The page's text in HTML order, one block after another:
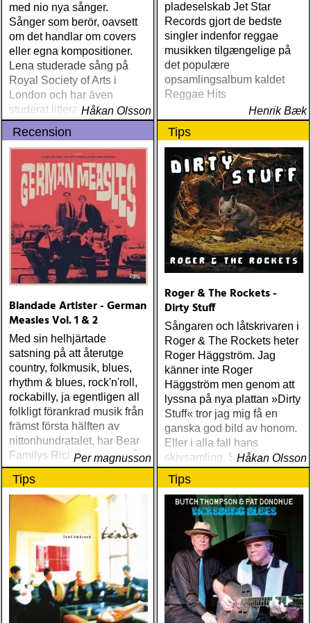
med nio nya sånger.
Sånger som berör, oavsett
om det handlar om covers
eller egna kompositioner.
Lena studerade sång på
Royal Society of Arts i
London och har även
studerat litteraturdrama, film
och grekiska vid universitet
i Lund
Håkan Olsson
pladeselskab Jet Star
Records gjort de bedste
singler indenfor reggae
musikken tilgængelige på
det populære
opsamlingsalbum kaldet
Reggae Hits
Henrik Bæk
Recension
Blandade Artister - German
Measles Vol. 1 & 2
Med sin helhjärtade
satsning på att återutge
country, folkmusik, blues,
rhythm & blues, rock'n'roll,
rockabilly, ja egentligen all
folkligt förankrad musik från
främst första hälften av
nittonhundratalet, har Bear
Familys Richard Weize nått
en unik position som både
folkbildare och arkivarie
Per magnusson
Tips
Roger & The Rockets -
Dirty Stuff
Sångaren och låtskrivaren i
Roger & The Rockets heter
Roger Häggström. Jag
känner inte Roger
Häggström men genom att
lyssna på nya plattan »Dirty
Stuff« tror jag mig få en
ganska god bild av honom.
Eller i alla fall hans
skivsamling. Som sannolikt
är stor och gedigen
Håkan Olsson
Tips Tips